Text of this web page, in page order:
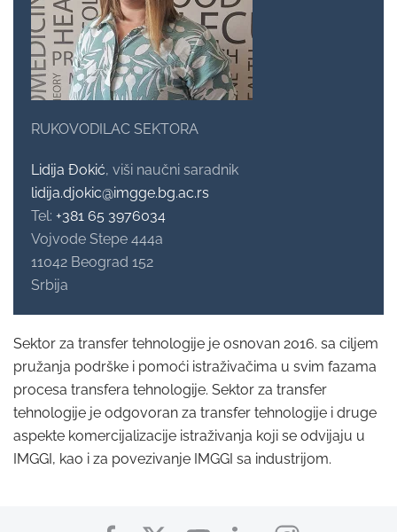
RUKOVODILAC SEKTORA
Lidija Đokić, viši naučni saradnik
lidija.djokic@imgge.bg.ac.rs
Tel: +381 65 3976034
Vojvode Stepe 444a
11042 Beograd 152
Srbija
Sektor za transfer tehnologije je osnovan 2016. sa ciljem
pružanja podrške i pomoći istraživačima u svim fazama
procesa transfera tehnologije. Sektor za transfer
tehnologije je odgovoran za transfer tehnologije i druge
aspekte komercijalizacije istraživanja koji se odvijaju u
IMGGI, kao i za povezivanje IMGGI sa industrijom.